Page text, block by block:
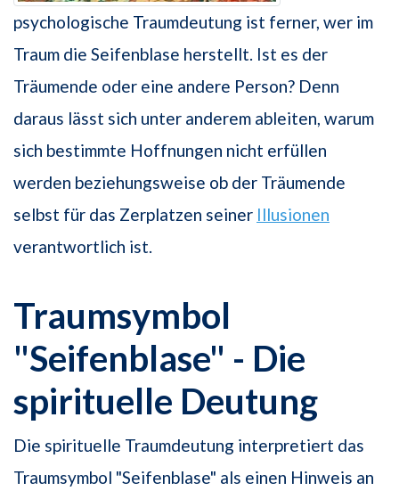
psychologische Traumdeutung ist ferner, wer im
Traum die Seifenblase herstellt. Ist es der
Träumende oder eine andere Person? Denn
daraus lässt sich unter anderem ableiten, warum
sich bestimmte Hoffnungen nicht erfüllen
werden beziehungsweise ob der Träumende
selbst für das Zerplatzen seiner Illusionen
verantwortlich ist.
Traumsymbol
"Seifenblase" - Die
spirituelle Deutung
Die spirituelle Traumdeutung interpretiert das
Traumsymbol "Seifenblase" als einen Hinweis an